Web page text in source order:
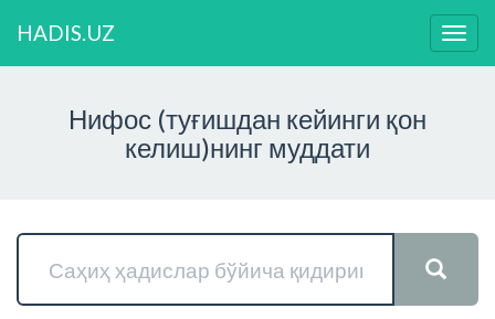
HADIS.UZ
Нифос (туғишдан кейинги қон
келиш)нинг муддати